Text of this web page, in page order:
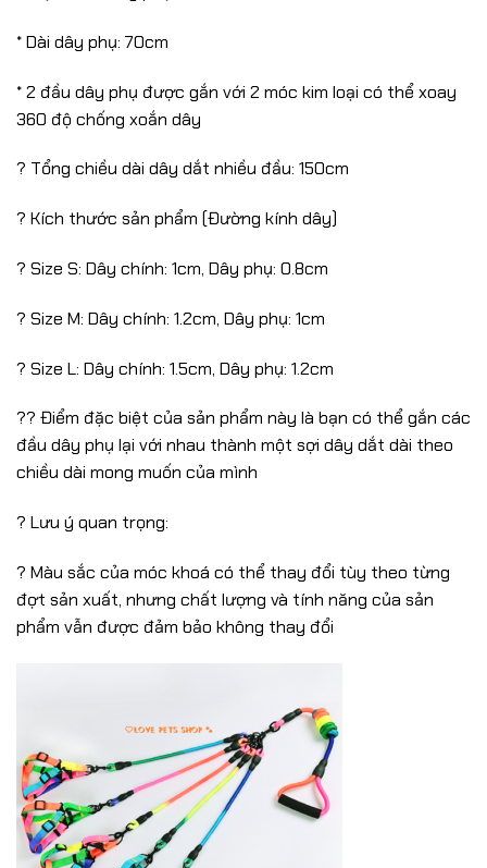
* Dài dây phụ: 70cm
* 2 đầu dây phụ được gắn với 2 móc kim loại có thể xoay
360 độ chống xoắn dây
? Tổng chiều dài dây dắt nhiều đầu: 150cm
? Kích thước sản phẩm (Đường kính dây)
? Size S: Dây chính: 1cm, Dây phụ: 0.8cm
? Size M: Dây chính: 1.2cm, Dây phụ: 1cm
? Size L: Dây chính: 1.5cm, Dây phụ: 1.2cm
?? Điểm đặc biệt của sản phẩm này là bạn có thể gắn các
đầu dây phụ lại với nhau thành một sợi dây dắt dài theo
chiều dài mong muốn của mình
? Lưu ý quan trọng:
? Màu sắc của móc khoá có thể thay đổi tùy theo từng
đợt sản xuất, nhưng chất lượng và tính năng của sản
phẩm vẫn được đảm bảo không thay đổi